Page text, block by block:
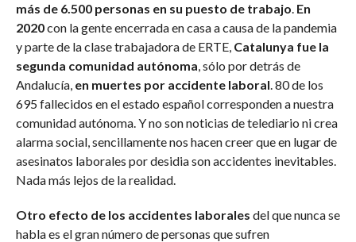
más de 6.500 personas en su puesto de trabajo. En
2020con la gente encerrada en casa a causa de la pandemia
y parte de la clase trabajadora de ERTE, Catalunya fue la
segunda comunidad autónoma, sólo por detrás de
Andalucía, en muertes por accidente laboral. 80 de los
695 fallecidos en el estado español corresponden a nuestra
comunidad autónoma. Y no son noticias de telediario ni crea
alarma social, sencillamente nos hacen creer que en lugar de
asesinatos laborales por desidia son accidentes inevitables.
Nada más lejos de la realidad.
Otro efecto de los accidentes laborales del que nunca se
habla es el gran número de personas que sufren